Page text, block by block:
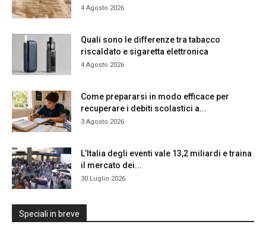
4 Agosto 2026
Quali sono le differenze tra tabacco
riscaldato e sigaretta elettronica
4 Agosto 2026
Come prepararsi in modo efficace per
recuperare i debiti scolastici a...
3 Agosto 2026
L’Italia degli eventi vale 13,2 miliardi e traina
il mercato dei...
30 Luglio 2026
Speciali in breve